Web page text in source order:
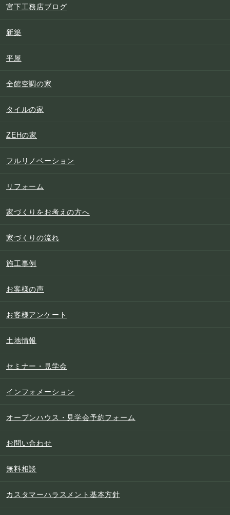
宮下工務店ブログ
新築
平屋
全館空調の家
タイルの家
ZEHの家
フルリノベーション
リフォーム
家づくりをお考えの方へ
家づくりの流れ
施工事例
お客様の声
お客様アンケート
土地情報
セミナー・見学会
インフォメーション
オープンハウス・見学会予約フォーム
お問い合わせ
無料相談
カスタマーハラスメント基本方針